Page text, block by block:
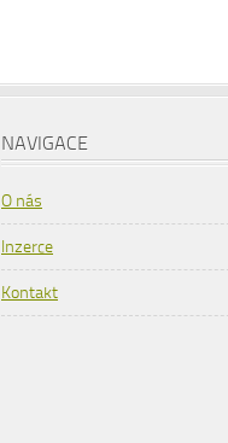
NAVIGACE
O nás
Inzerce
Kontakt